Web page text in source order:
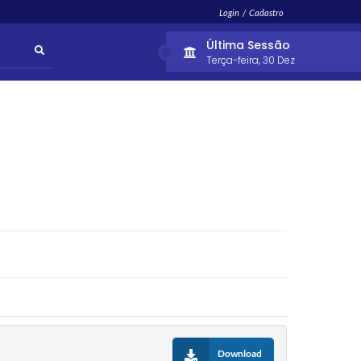
Login / Cadastro
Última Sessão
Terça-feira 30 Dez
Download